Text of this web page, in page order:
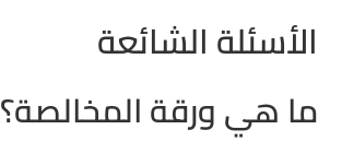
الأسئلة الشائعة
ما هي ورقة المخالصة؟